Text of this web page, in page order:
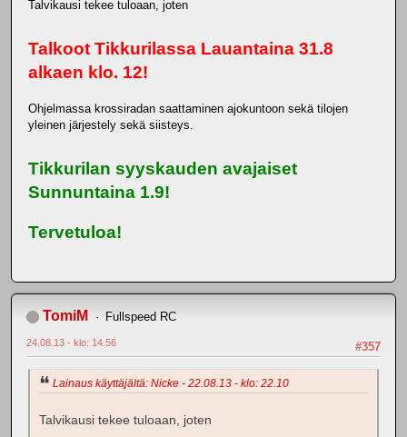
Talvikausi tekee tuloaan, joten
Talkoot Tikkurilassa Lauantaina 31.8
alkaen klo. 12!
Ohjelmassa krossiradan saattaminen ajokuntoon sekä tilojen
yleinen järjestely sekä siisteys.
Tikkurilan syyskauden avajaiset
Sunnuntaina 1.9!
Tervetuloa!
TomiM Fullspeed RC
#357
24.08.13 - klo: 14.56
Lainaus käyttäjältä: Nicke - 22.08.13 - klo: 22.10
Talvikausi tekee tuloaan, joten